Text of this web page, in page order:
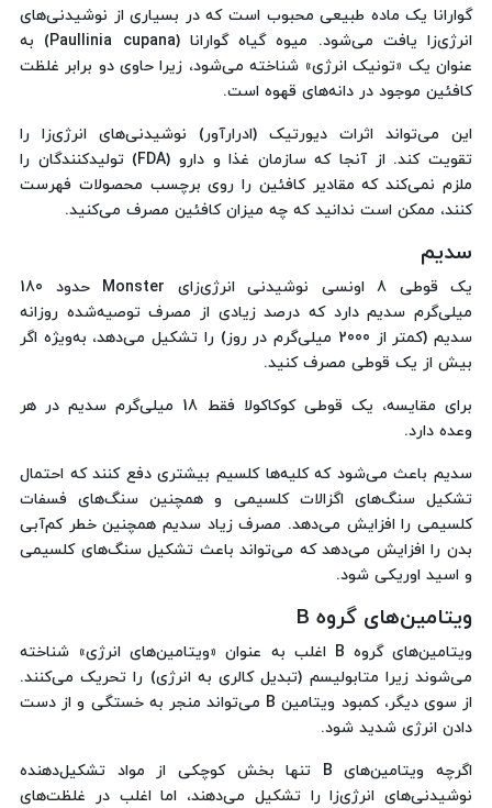
گوارانا یک ماده طبیعی محبوب است که در بسیاری از نوشیدنی‌های
انرژی‌زا یافت می‌شود. میوه گیاه گوارانا (Paullinia cupana) به
عنوان یک «تونیک انرژی» شناخته می‌شود، زیرا حاوی دو برابر غلظت
کافئین موجود در دانه‌های قهوه است.
این می‌تواند اثرات دیورتیک (ادرارآور) نوشیدنی‌های انرژی‌زا را
تقویت کند. از آنجا که سازمان غذا و دارو (FDA) تولیدکنندگان را
ملزم نمی‌کند که مقادیر کافئین را روی برچسب محصولات فهرست
کنند، ممکن است ندانید که چه میزان کافئین مصرف می‌کنید.
سدیم
یک قوطی 8 اونسی نوشیدنی انرژی‌زای Monster حدود 180
میلی‌گرم سدیم دارد که درصد زیادی از مصرف توصیه‌شده روزانه
سدیم (کمتر از 2000 میلی‌گرم در روز) را تشکیل می‌دهد، به‌ویژه اگر
بیش از یک قوطی مصرف کنید.
برای مقایسه، یک قوطی کوکاکولا فقط 18 میلی‌گرم سدیم در هر
وعده دارد.
سدیم باعث می‌شود که کلیه‌ها کلسیم بیشتری دفع کنند که احتمال
تشکیل سنگ‌های اگزالات کلسیمی و همچنین سنگ‌های فسفات
کلسیمی را افزایش می‌دهد. مصرف زیاد سدیم همچنین خطر کم‌آبی
بدن را افزایش می‌دهد که می‌تواند باعث تشکیل سنگ‌های کلسیمی
و اسید اوریکی شود.
ویتامین‌های گروه B
ویتامین‌های گروه B اغلب به عنوان «ویتامین‌های انرژی» شناخته
می‌شوند زیرا متابولیسم (تبدیل کالری به انرژی) را تحریک می‌کنند.
از سوی دیگر، کمبود ویتامین B می‌تواند منجر به خستگی و از دست
دادن انرژی شدید شود.
اگرچه ویتامین‌های B تنها بخش کوچکی از مواد تشکیل‌دهنده
نوشیدنی‌های انرژی‌زا را تشکیل می‌دهند، اما اغلب در غلظت‌های